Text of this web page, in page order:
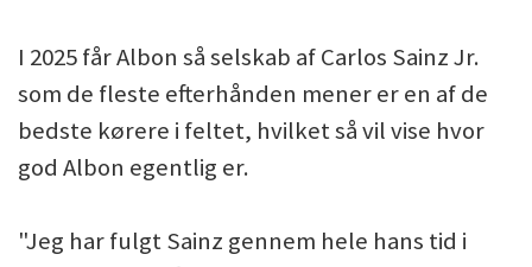
I 2025 får Albon så selskab af Carlos Sainz Jr.
som de fleste efterhånden mener er en af de
bedste kørere i feltet, hvilket så vil vise hvor
god Albon egentlig er.
"Jeg har fulgt Sainz gennem hele hans tid i